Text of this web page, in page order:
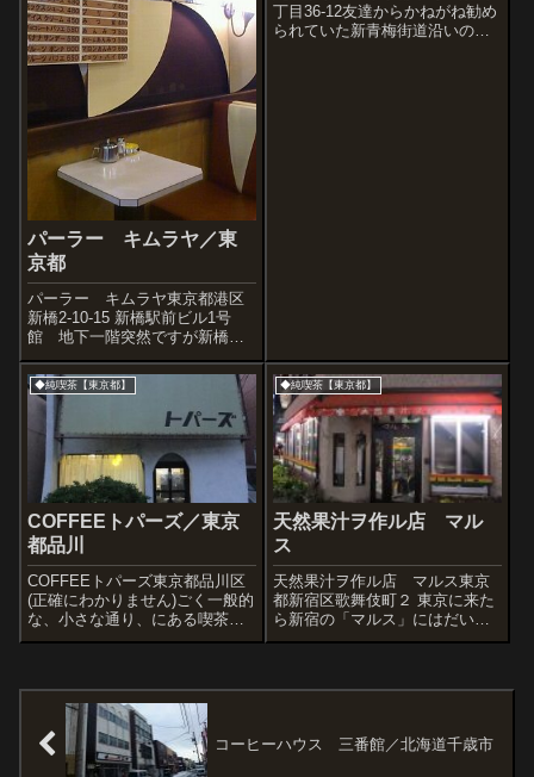
パーラー キムラヤ／東
京都
パーラー キムラヤ東京都港区
新橋2-10-15 新橋駅前ビル1号
館 地下一階突然ですが新橋の
キムラヤです。「バイオレッ
ト」がお休みだったのでこちら
に来ました。ナポリタンセット
で一服。さて、北海道へ帰ろー♪
丁目36-12友達からかねがね勧め
られていた新青梅街道沿いの喫
◆純喫茶【東京都】
COFFEEトパーズ／東京
都品川
COFFEEトパーズ東京都品川区
(正確にわかりません)ごく一般的
な、小さな通り、にある喫茶店
トパーズさん。とても気に入り
持ってきた旅先のお土産、キー
ホルダーがずらずらっと並んで
いる。最...
◆純喫茶【東京都】
天然果汁ヲ作ル店 マル
ス
天然果汁ヲ作ル店 マルス東京
都新宿区歌舞伎町２ 東京に来た
ら新宿の「マルス」にはだいた
い寄るようにしている。むしろ
知らない方のために説明すると
いる激うま生フ...
コーヒーハウス 三番館／北海道千歳市